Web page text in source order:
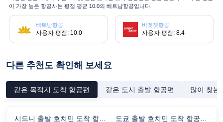
이 가장 높은 항공사는 평점 평균 10.0의 베트남항공입니다.
베트남항공
사용자 평점: 10.0
비엣젯항공
사용자 평점: 8.4
다른 추천도 확인해 보세요
같은 목적지 도착 항공편 같은 도시 출발 항공편 많이 찾는